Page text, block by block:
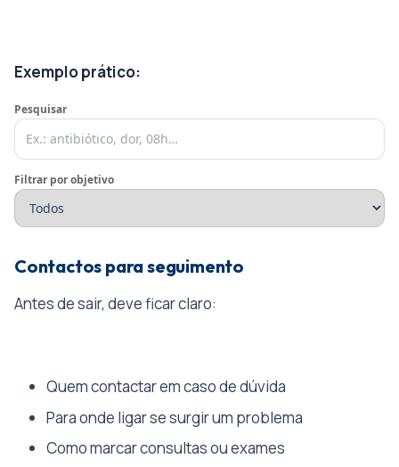
Exemplo prático:
Pesquisar
Filtrar por objetivo
Contactos para seguimento
Antes de sair, deve ficar claro:
Quem contactar em caso de dúvida
Para onde ligar se surgir um problema
Como marcar consultas ou exames